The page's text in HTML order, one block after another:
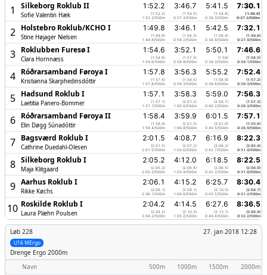
1 Silkeborg Roklub II
Sofie Valentin Hæk
1:52.2
(1:52.2)
1:52.2/500m
3:46.7
(1:54.5)
0:57.3/500m
5:41.5
(1:54.8)
0:38.3/500m
7:30.1
(1:48.6)
0:27.2/500m
2 Holstebro Roklub/­KCHO I
Stine Højager Nielsen
1:49.8
(1:49.8)
1:49.8/500m
3:46.1
(1:56.3)
0:58.2/500m
5:42.5
(1:56.4)
0:38.8/500m
7:32.1
(1:49.6)
0:27.4/500m
3 Roklubben Furesø I
Clara Hornnæss
1:54.6
(1:54.6)
1:54.6/500m
3:52.1
(1:57.5)
0:58.8/500m
5:50.1
(1:58)
0:39.3/500m
7:46.6
(1:56.5)
0:29.1/500m
4 Róðrarsamband Føroya I
Kristianna Skarphedinsdóttir
1:57.8
(1:57.8)
1:57.8/500m
3:56.3
(1:58.5)
0:59.3/500m
5:55.2
(1:58.9)
0:39.6/500m
7:52.4
(1:57.2)
0:29.3/500m
5 Hadsund Roklub I
Laetitia Panero-Bommer
1:57.1
(1:57.1)
1:57.1/500m
3:58.3
(2:01.2)
1:00.6/500m
5:59.0
(2:00.7)
0:40.2/500m
7:56.3
(1:57.3)
0:29.3/500m
6 Róðrarsamband Føroya II
Elin Døgg Súnadóttir
1:58.4
(1:58.4)
1:58.4/500m
3:59.9
(2:01.5)
1:00.8/500m
6:01.5
(2:01.6)
0:40.5/500m
7:57.1
(1:55.6)
0:28.9/500m
7 Bagsværd Roklub I
Cathrine Duedahl-Olesen
2:01.5
(2:01.5)
2:01.5/500m
4:08.7
(2:07.2)
1:03.6/500m
6:16.9
(2:08.2)
0:42.7/500m
8:22.3
(2:05.4)
0:31.4/500m
8 Silkeborg Roklub I
Maja Klitgaard
2:05.2
(2:05.2)
2:05.2/500m
4:12.0
(2:06.8)
1:03.4/500m
6:18.5
(2:06.5)
0:42.2/500m
8:22.5
(2:04.0)
0:31.0/500m
9 Aarhus Roklub I
Rikke Køchs
2:06.1
(2:06.1)
2:06.1/500m
4:15.2
(2:09.1)
1:04.6/500m
6:25.7
(2:10.5)
0:43.5/500m
8:30.4
(2:04.7)
0:31.2/500m
10 Roskilde Roklub I
Laura Plæhn Poulsen
2:04.2
(2:04.2)
2:04.2/500m
4:14.5
(2:10.3)
1:05.2/500m
6:27.6
(2:13.1)
0:44.4/500m
8:36.5
(2:08.9)
0:32.2/500m
Løb 228 27. jan 2018 12:28
U16 MErgo
Drenge Ergo 2000m
Navn
500m 1000m 1500m 2000m